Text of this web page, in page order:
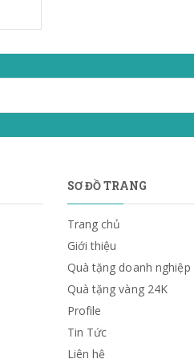
SƠ ĐỒ TRANG
Trang chủ
Giới thiệu
Quà tặng doanh nghiệp
Quà tặng vàng 24K
Profile
Tin Tức
Liên hệ